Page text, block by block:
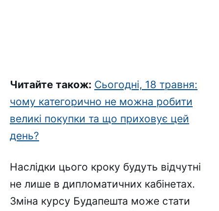
Читайте також: Сьогодні, 18 травня:
чому категорично не можна робити
великі покупки та що приховує цей
день?
Наслідки цього кроку будуть відчутні
не лише в дипломатичних кабінетах.
Зміна курсу Будапешта може стати